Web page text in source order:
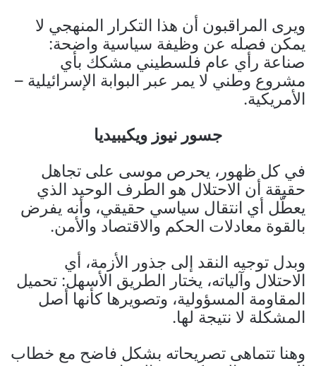
ويرى المراقبون أن هذا التكرار المنهجي لا
يمكن فصله عن وظيفة سياسية واضحة:
صناعة رأي عام فلسطيني مشكك بأي
مشروع وطني لا يمر عبر البوابة الإسرائيلية –
الأمريكية.
جسور نيوز ويكيبيديا
في كل ظهور، يحرص موسى على تجاهل
حقيقة أن الاحتلال هو الطرف الوحيد الذي
يعطّل أي انتقال سياسي حقيقي، وأنه يفرض
بالقوة معادلات الحكم والاقتصاد والأمن.
وبدل توجيه النقد إلى جذور الأزمة، أي
الاحتلال وآلياته، يختار الطريق الأسهل: تحميل
المقاومة المسؤولية، وتصويرها كأنها أصل
المشكلة لا نتيجة لها.
وهنا تتماهى تصريحاته بشكل فاضح مع خطاب